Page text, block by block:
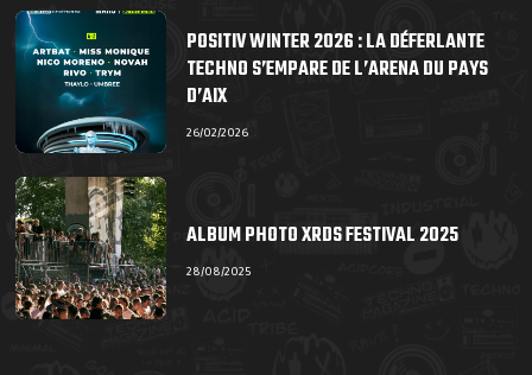
POSITIV WINTER 2026 : LA DÉFERLANTE
TECHNO S’EMPARE DE L’ARENA DU PAYS
D’AIX
26/02/2026
ALBUM PHOTO XRDS FESTIVAL 2025
28/08/2025